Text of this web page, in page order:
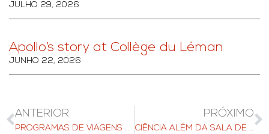
JULHO 29, 2026
Apollo’s story at Collège du Léman
JUNHO 22, 2026
ANTERIOR
PROGRAMAS DE VIAGENS DA AIGLON
PRÓXIMO
CIÊNCIA ALÉM DA SALA DE AULA